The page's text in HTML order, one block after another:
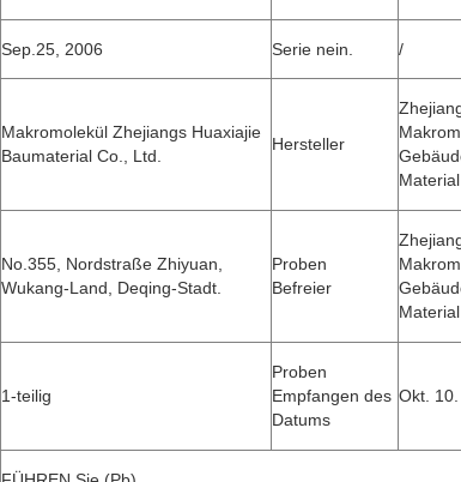
Sep.25, 2006 Serie nein. /
Makromolekül Zhejiangs Huaxiajie
Baumaterial Co., Ltd.
Hersteller
No.355, Nordstraße Zhiyuan,
Wukang-Land, Deqing-Stadt.
Proben
Befreier
1-teilig
Proben
Empfangen des
Datums
Okt.